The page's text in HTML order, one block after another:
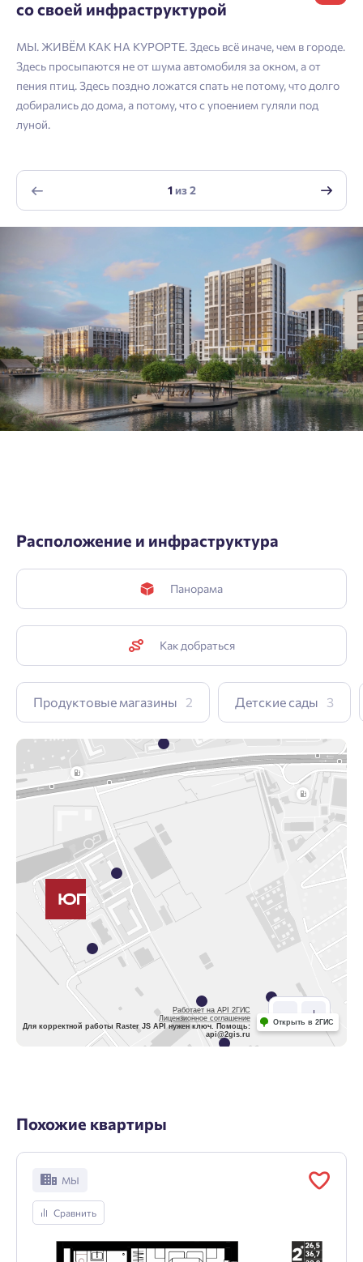
Телефон
Согласен на обработкуперсональных данных
со своей инфраструктурой
МЫ. ЖИВЁМ КАК НА КУРОРТЕ. Здесь всё иначе, чем в городе.
Здесь просыпаются не от шума автомобиля за окном, а от
пения птиц. Здесь поздно ложатся спать не потому, что долго
добирались до дома, а потому, что с упоением гуляли под
луной.
1из2
Расположение и инфраструктура
Панорама
Как добраться
Продуктовые магазины 2 Детские сады 3
Работает на API 2ГИС
Лицензионное соглашение
Для корректной работы Raster JS API нужен ключ. Помощь:
api@2gis.ru
Открыть в 2ГИС
Похожие квартиры
МЫ
Сравнить
Отправить
Войти
Личный кабинет
Телефон
Нажимая кнопку «Отправить», вы даёте согласие на обработку
персональных данных.
Подтвердить
Личный кабинет
Выслать код повторно через 00:58.